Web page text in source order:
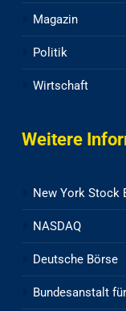
Magazin
Politik
Wirtschaft
Weitere
New York Stock
NASDAQ
Deutsche Börse
Bundesanstalt